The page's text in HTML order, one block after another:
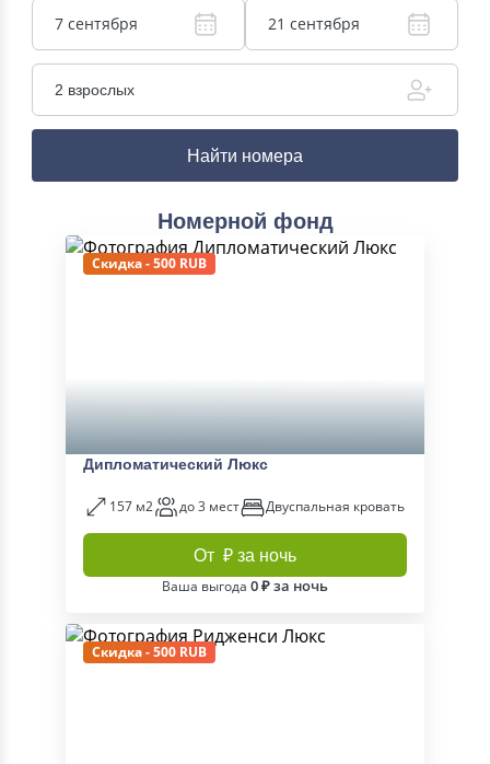
7 сентября 21 сентября
2 взрослых
Найти номера
Номерной фонд
Скидка - 500 RUB
Дипломатический Люкс
157 м2 до 3 мест Двуспальная кровать
От ₽ за ночь
Ваша выгода 0 ₽ за ночь
Скидка - 500 RUB